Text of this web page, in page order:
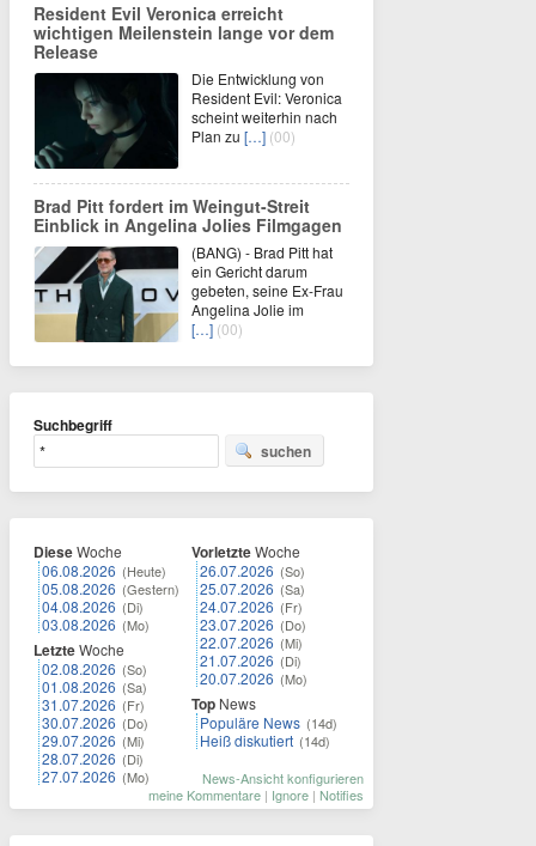
Resident Evil Veronica erreicht
wichtigen Meilenstein lange vor dem
Release
Die Entwicklung von
Resident Evil: Veronica
scheint weiterhin nach
Plan zu […] (00)
Brad Pitt fordert im Weingut-Streit
Einblick in Angelina Jolies Filmgagen
(BANG) - Brad Pitt hat
ein Gericht darum
gebeten, seine Ex-Frau
Angelina Jolie im
[…] (00)
Suchbegriff
suchen
DieseWoche
06.08.2026 (Heute)
05.08.2026 (Gestern)
04.08.2026 (Di)
03.08.2026 (Mo)
LetzteWoche
02.08.2026 (So)
01.08.2026 (Sa)
31.07.2026 (Fr)
30.07.2026 (Do)
29.07.2026 (Mi)
28.07.2026 (Di)
27.07.2026 (Mo)
VorletzteWoche
26.07.2026 (So)
25.07.2026 (Sa)
24.07.2026 (Fr)
23.07.2026 (Do)
22.07.2026 (Mi)
21.07.2026 (Di)
20.07.2026 (Mo)
Top News
Populäre News (14d)
Heiß diskutiert (14d)
News-Ansicht konfigurieren
meine Kommentare | Ignore | Notifies